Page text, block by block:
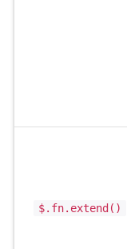
$.fn.extend()